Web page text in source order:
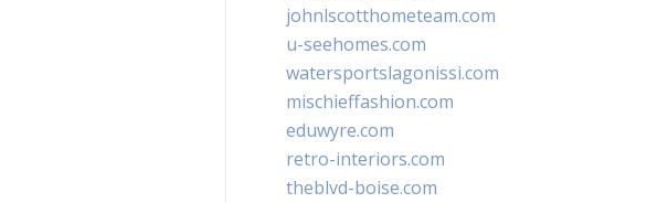
johnlscotthometeam.com
u-seehomes.com
watersportslagonissi.com
mischieffashion.com
eduwyre.com
retro-interiors.com
theblvd-boise.com